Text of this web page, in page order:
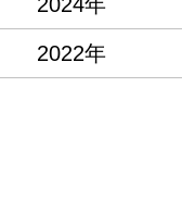
2024年
2022年